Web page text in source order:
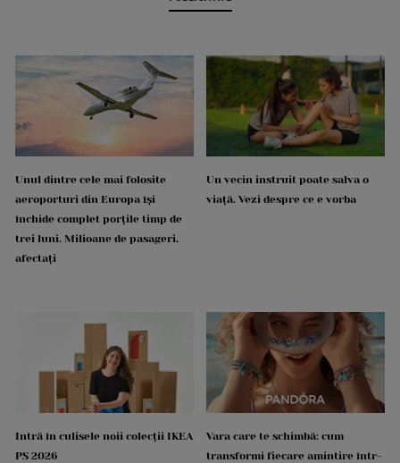
Unul dintre cele mai folosite
aeroporturi din Europa își
închide complet porțile timp de
trei luni. Milioane de pasageri,
afectați
Un vecin instruit poate salva o
viață. Vezi despre ce e vorba
Intră în culisele noii colecții IKEA
PS 2026
Vara care te schimbă: cum
transformi fiecare amintire într-